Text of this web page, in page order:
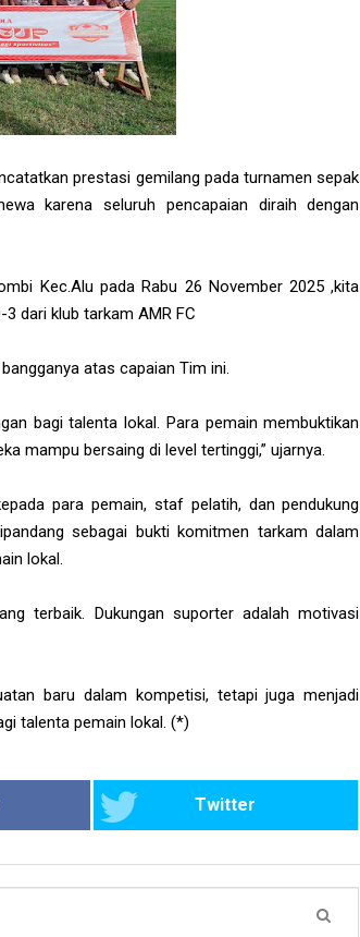
prestasi gemilang pada turnamen sepak
karena seluruh pencapaian diraih dengan
Kec.Alu pada Rabu 26 November 2025 ,kita
dari klub tarkam AMR FC
atas capaian Tim ini.
bagi talenta lokal. Para pemain membuktikan
mampu bersaing di level tertinggi,” ujarnya.
para pemain, staf pelatih, dan pendukung
sebagai bukti komitmen tarkam dalam
lokal.
terbaik. Dukungan suporter adalah motivasi
baru dalam kompetisi, tetapi juga menjadi
talenta pemain lokal. (*)
Twitter